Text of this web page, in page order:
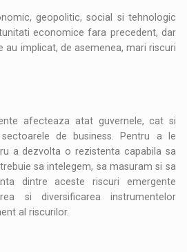
geopolitic, social si tehnologic
economice fara precedent, dar
au implicat, de asemenea, mari riscuri
afecteaza atat guvernele, cat si
de business. Pentru a le
a dezvolta o rezistenta capabila sa
sa intelegem, sa masuram si sa
dintre aceste riscuri emergente
si diversificarea instrumentelor
al riscurilor.